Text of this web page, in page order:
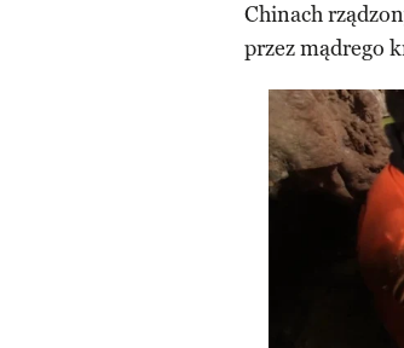
Chinach
przez mądrego